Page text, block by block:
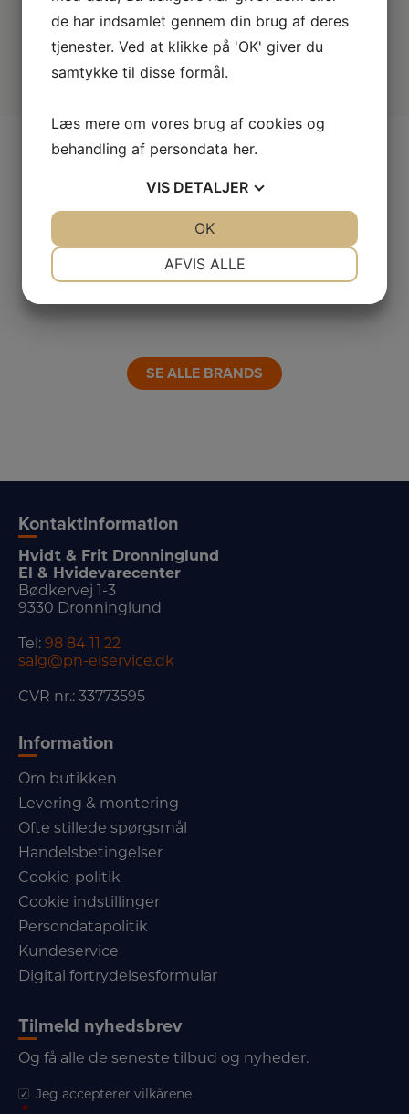
forhandlere i hele landet.
Vi har alle de kendte kvalitetsbrands
LINK
LINK
LINK
SE ALLE BRANDS
Kontaktinformation
Hvidt & Frit Dronninglund
El & Hvidevarecenter
Bødkervej 1-3
9330 Dronninglund
Tel: 98 84 11 22
salg@pn-elservice.dk
CVR nr.: 33773595
Information
Om butikken
Levering & montering
Ofte stillede spørgsmål
Handelsbetingelser
Cookie-politik
Cookie indstillinger
Persondatapolitik
Kundeservice
Digital fortrydelsesformular
Tilmeld nyhedsbrev
Og få alle de seneste tilbud og nyheder.
Jeg accepterer vilkårene
de har indsamlet gennem din brug af deres
tjenester. Ved at klikke på 'OK' giver du
samtykke til disse formål.
Læs mere om vores brug af cookies og
behandling af persondata her.
VIS DETALJER
AFVIS ALLE
OK